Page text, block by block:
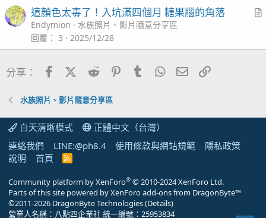
c
i
這顏色太毒了！入坑滿四個月 糖果腦的角落
Endymion
水族照片、影片隨意分享區
回覆
3 2025/12/28
分享： FacebookX (Twitter)
Reddit PinterestTumblrWhatsApp電子郵件
水族照片、影片隨意分享區
白天清晰模式
正體中文（台灣）
連絡我們
LINE:@ph8.4 使用條款與網站規範
隱私政策
說明
首頁
R
Community platform by XenForo® © 2010-2024 XenForo Ltd.
Parts of this site powered byXenForo add-ons from DragonByte™
©2011-2026 DragonByte Technologies(Details)
營業人名稱：八點四企業社 統一編號：25953834